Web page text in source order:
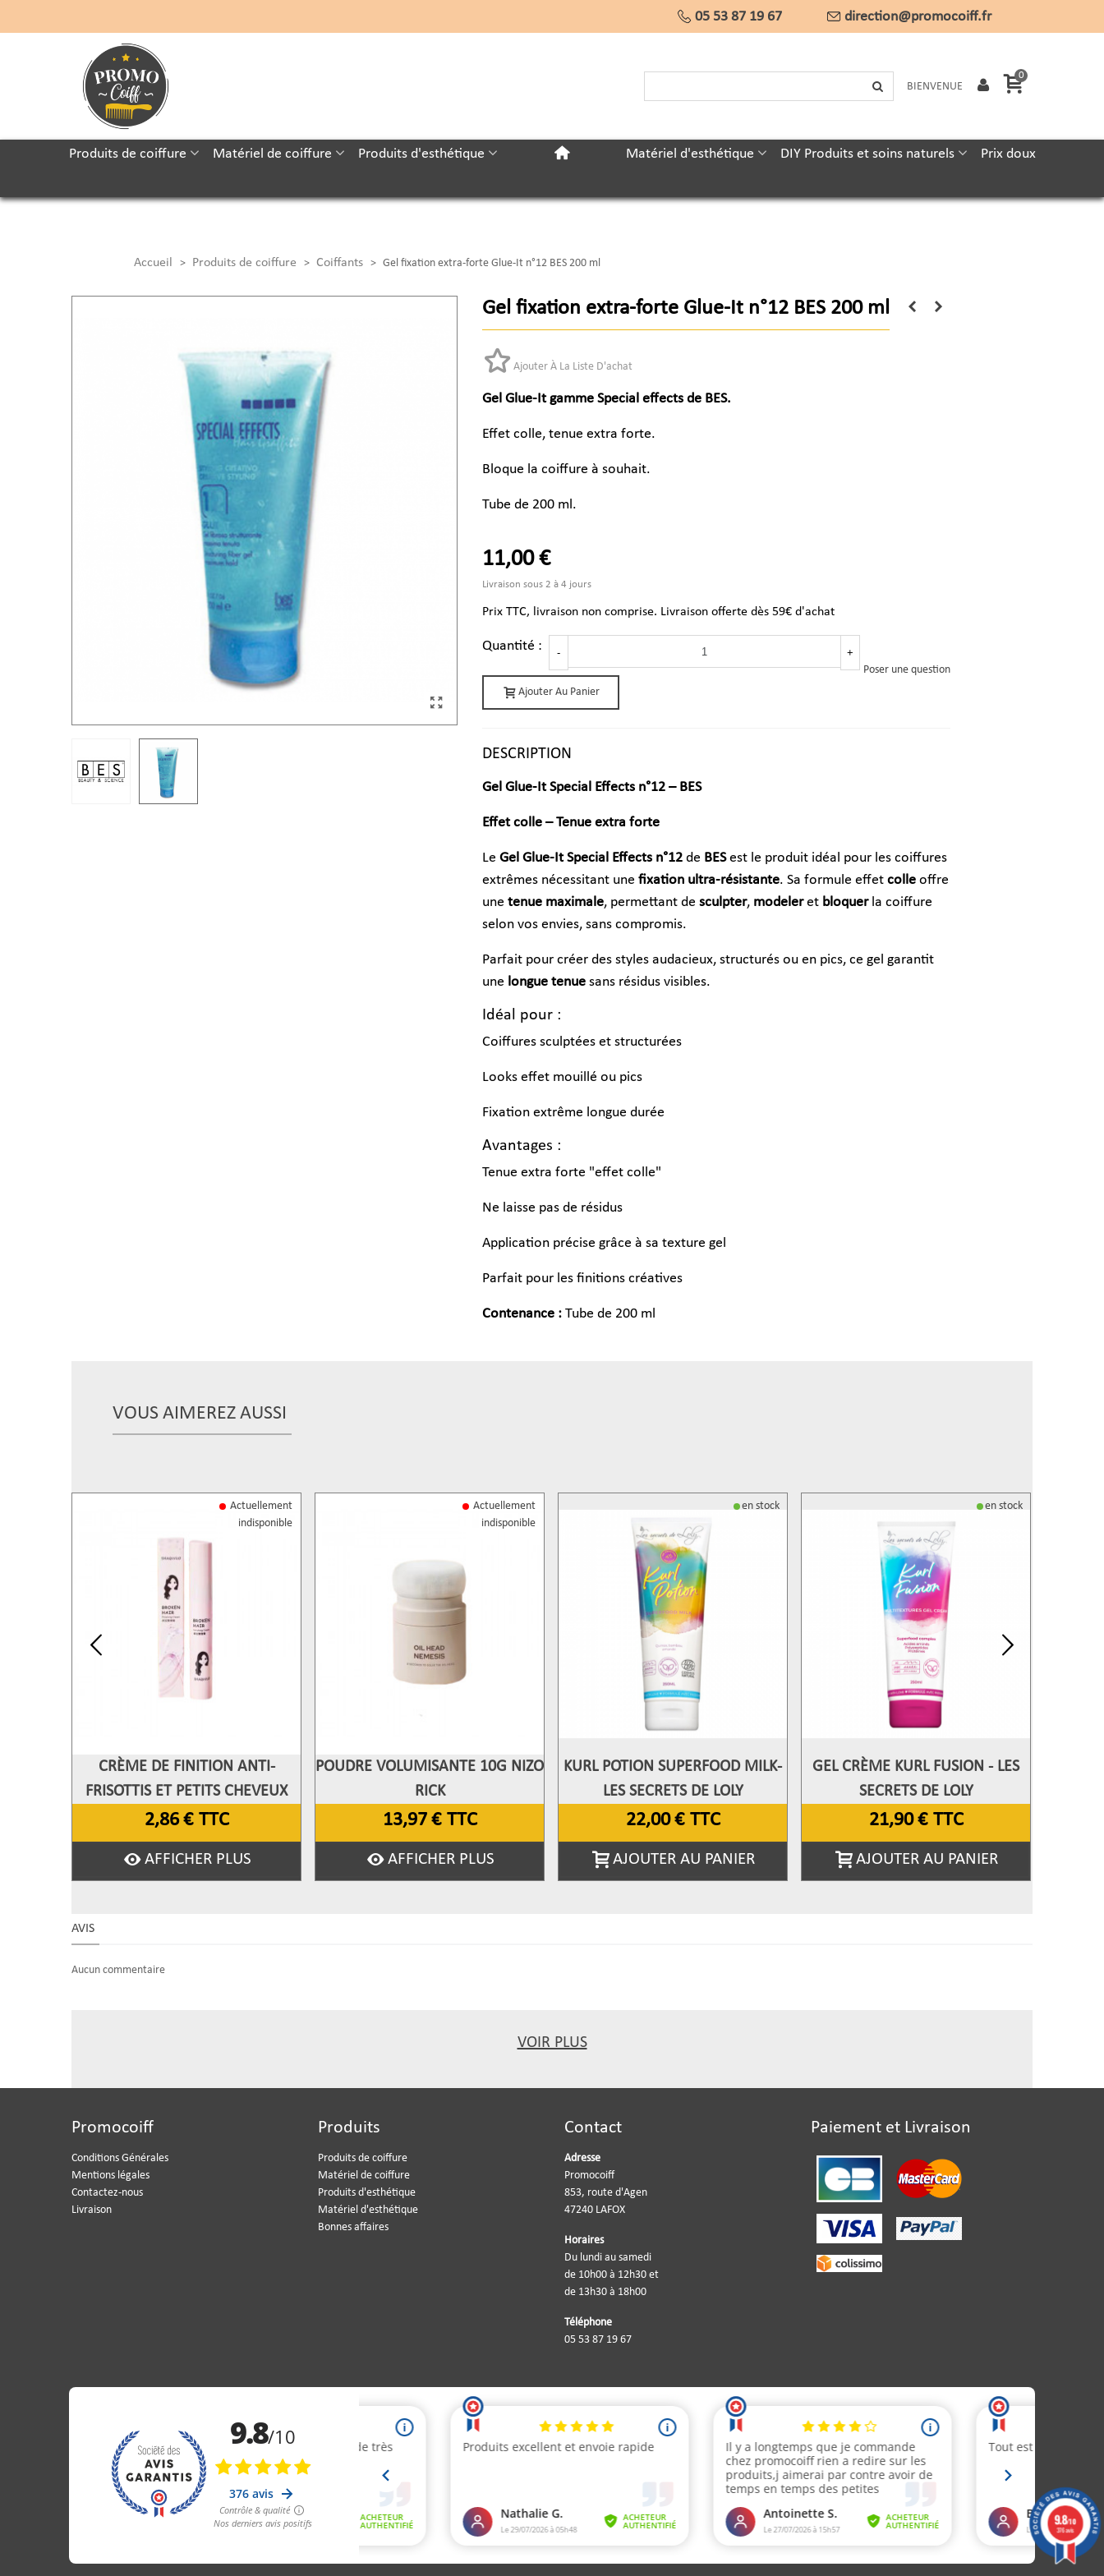
05 53 87 19 67 direction@promocoiff.fr
BIENVENUE
0
Produits de coiffure Matériel de coiffure Produits d'esthétique Matériel d'esthétique DIY Produits et soins naturels Prix doux
Accueil > Produits de coiffure > Coiffants > Gel fixation extra-forte Glue-It n°12 BES 200 ml
Gel fixation extra-forte Glue-It n°12 BES 200 ml
Ajouter À La Liste D'achat
Gel Glue-It gamme Special effects de BES.
Effet colle, tenue extra forte.
Bloque la coiffure à souhait.
Tube de 200 ml.
11,00 €
Livraison sous 2 à 4 jours
Prix TTC, livraison non comprise. Livraison offerte dès 59€ d'achat
Quantité : - +
Ajouter Au Panier
Poser une question
DESCRIPTION
Gel Glue-It Special Effects n°12 – BES
Effet colle – Tenue extra forte
Le Gel Glue-It Special Effects n°12 de BESest le produit idéal pour les coiffures
extrêmes nécessitant une fixation ultra-résistante. Sa formule effet colle offre
une tenue maximale, permettant de sculpter, modeleret bloquerla coiffure
selon vos envies, sans compromis.
Parfait pour créer des styles audacieux, structurés ou en pics, ce gel garantit
une longue tenue sans résidus visibles.
Idéal pour :
Coiffures sculptées et structurées
Looks effet mouillé ou pics
Fixation extrême longue durée
Avantages :
Tenue extra forte "effet colle"
Ne laisse pas de résidus
Application précise grâce à sa texture gel
Parfait pour les finitions créatives
Contenance : Tube de 200 ml
VOUS AIMEREZ AUSSI
Actuellement
indisponible
Afficher Plus
CRÈME DE FINITION ANTI-
FRISOTTIS ET PETITS CHEVEUX
REBELLES - SHAQINUO
2,86 € TTC
AFFICHER PLUS
Actuellement
indisponible
Afficher Plus
POUDRE VOLUMISANTE 10G NIZO
RICK
13,97 € TTC
AFFICHER PLUS
en stock
Afficher Plus
KURL POTION SUPERFOOD MILK-
LES SECRETS DE LOLY
22,00 € TTC
AJOUTER AU PANIER
en stock
Afficher Plus
GEL CRÈME KURL FUSION - LES
SECRETS DE LOLY
21,90 € TTC
AJOUTER AU PANIER
AVIS
Aucun commentaire
VOIR PLUS
Promocoiff
Conditions Générales
Mentions légales
Contactez-nous
Livraison
Produits
Produits de coiffure
Matériel de coiffure
Produits d'esthétique
Matériel d'esthétique
Bonnes affaires
Contact
Adresse
Promocoiff
853, route d'Agen
47240 LAFOX
Horaires
Du lundi au samedi
de 10h00 à 12h30 et
de 13h30 à 18h00
Téléphone
05 53 87 19 67
Paiement et Livraison
9.8/10
376 avis